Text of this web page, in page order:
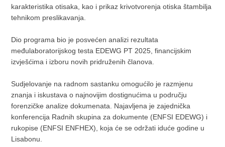
karakteristika otisaka, kao i prikaz krivotvorenja otiska štambilja
tehnikom preslikavanja.
Dio programa bio je posvećen analizi rezultata
međulaboratorijskog testa EDEWG PT 2025, financijskim
izvješćima i izboru novih pridruženih članova.
Sudjelovanje na radnom sastanku omogućilo je razmjenu
znanja i iskustava o najnovijim dostignućima u području
forenzičke analize dokumenata. Najavljena je zajednička
konferencija Radnih skupina za dokumente (ENFSI EDEWG) i
rukopise (ENFSI ENFHEX), koja će se održati iduće godine u
Lisabonu.